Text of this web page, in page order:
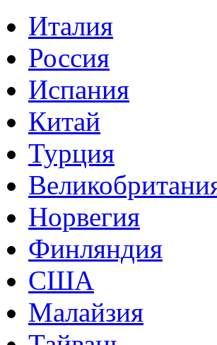
Италия
Россия
Испания
Китай
Турция
Норвегия
Финляндия
США
Малайзия